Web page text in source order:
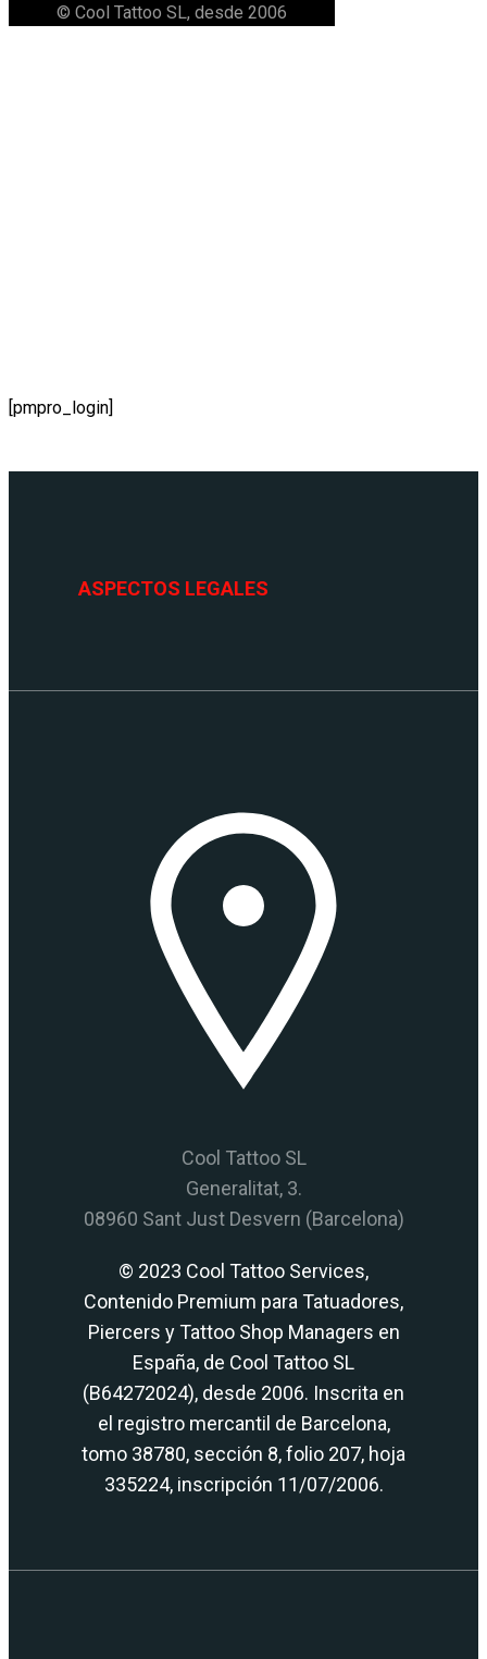
© Cool Tattoo SL, desde 2006
[pmpro_login]
ASPECTOS LEGALES
Cool Tattoo SL
Generalitat, 3.
08960 Sant Just Desvern (Barcelona)
© 2023 Cool Tattoo Services,
Contenido Premium para Tatuadores,
Piercers y Tattoo Shop Managers en
España, de Cool Tattoo SL
(B64272024), desde 2006. Inscrita en
el registro mercantil de Barcelona,
tomo 38780, sección 8, folio 207, hoja
335224, inscripción 11/07/2006.